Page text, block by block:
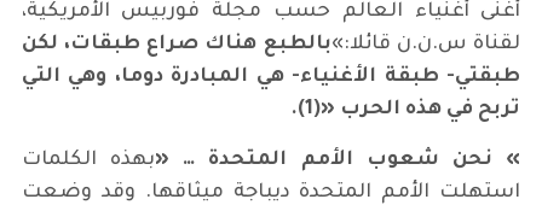
أغنى أغنياء العالم حسب مجلة فوربيس الأمريكية،
لقناة س.ن.ن قائلا:»بالطبع هناك صراع طبقات، لكن
طبقتي- طبقة الأغنياء- هي المبادرة دوما، وهي التي
تربح في هذه الحرب «
(1).
» نحن شعوب الأمم المتحدة … «بهذه الكلمات
استهلت الأمم المتحدة ديباجة ميثاقها. وقد وضعت